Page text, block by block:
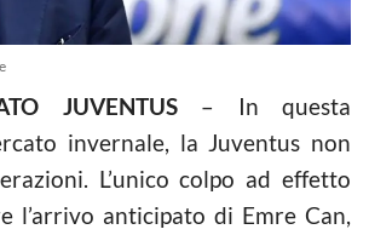
JUVENTUS– In questa
invernale, la Juventus non
L’unico colpo ad effetto
l’arrivo anticipato di Emre Can,